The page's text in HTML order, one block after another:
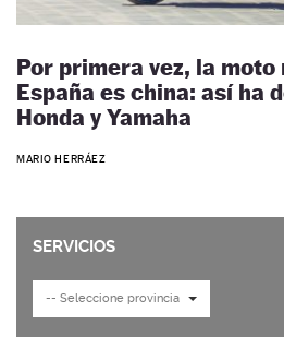
Por primera vez, la moto
España es china: así ha
Honda y Yamaha
MARIO HERRÁEZ